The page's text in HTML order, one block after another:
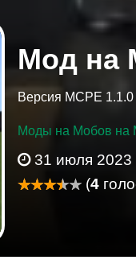
Мод на
Версия MCPE
Моды на Мобов на
31 июля 2023
(4